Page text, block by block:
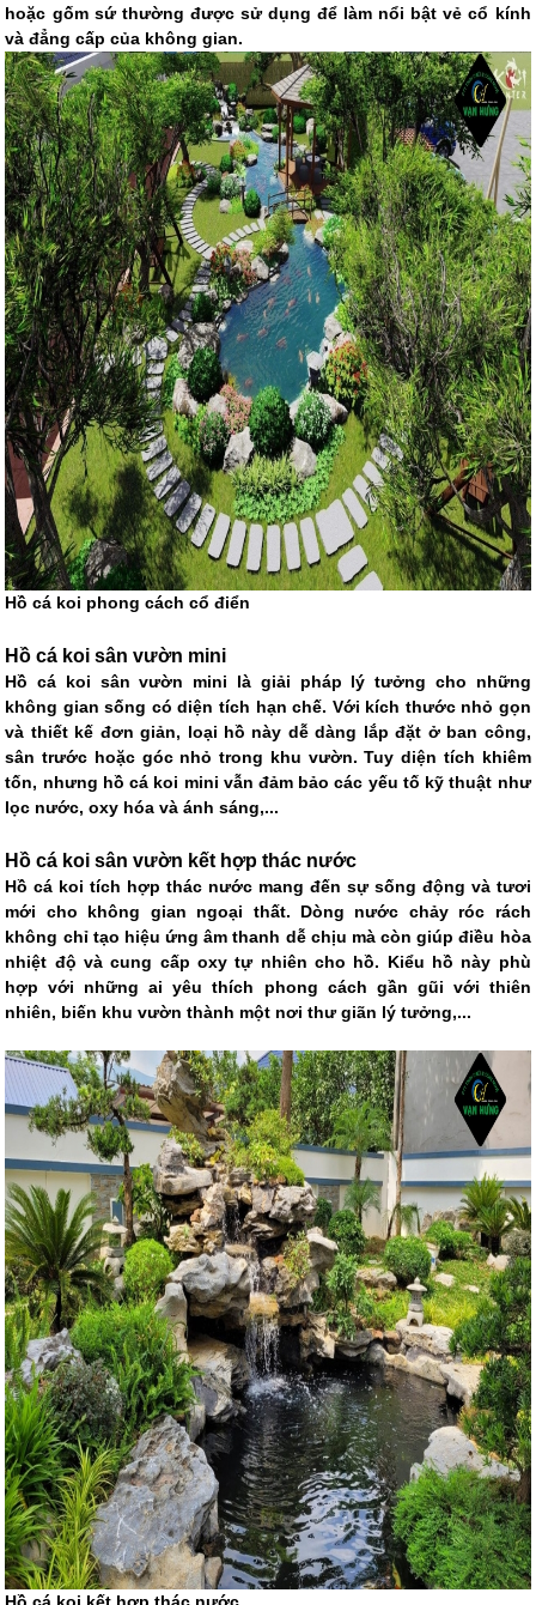
hoặc gốm sứ thường được sử dụng để làm nổi bật vẻ cổ kính
và đẳng cấp của không gian.
Hồ cá koi phong cách cổ điển
Hồ cá koi sân vườn mini
Hồ cá koi sân vườn mini là giải pháp lý tưởng cho những
không gian sống có diện tích hạn chế. Với kích thước nhỏ gọn
và thiết kế đơn giản, loại hồ này dễ dàng lắp đặt ở ban công,
sân trước hoặc góc nhỏ trong khu vườn. Tuy diện tích khiêm
tốn, nhưng hồ cá koi mini vẫn đảm bảo các yếu tố kỹ thuật như
lọc nước, oxy hóa và ánh sáng,...
Hồ cá koi sân vườn kết hợp thác nước
Hồ cá koi tích hợp thác nước mang đến sự sống động và tươi
mới cho không gian ngoại thất. Dòng nước chảy róc rách
không chỉ tạo hiệu ứng âm thanh dễ chịu mà còn giúp điều hòa
nhiệt độ và cung cấp oxy tự nhiên cho hồ. Kiểu hồ này phù
hợp với những ai yêu thích phong cách gần gũi với thiên
nhiên, biến khu vườn thành một nơi thư giãn lý tưởng,...